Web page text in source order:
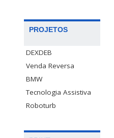
PROJETOS
DEXDEB
Venda Reversa
BMW
Tecnologia Assistiva
Roboturb